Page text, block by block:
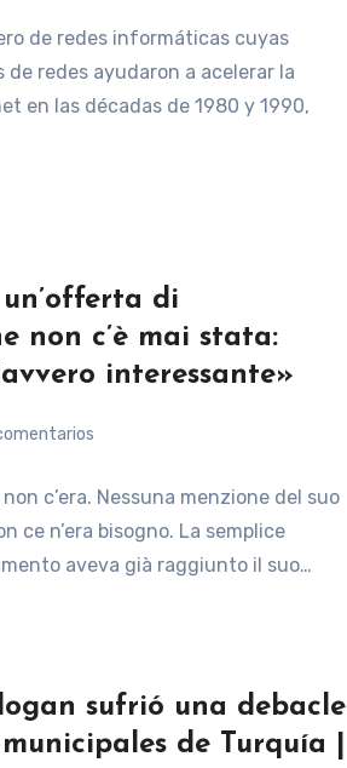
de redes informáticas cuyas
de redes ayudaron a acelerar la
en las décadas de 1980 y 1990,
di
non c’è mai stata:
interessante»
c’era. Nessuna menzione del suo
ce n’era bisogno. La semplice
aveva già raggiunto il suo…
sufrió una debacle
de Turquía |